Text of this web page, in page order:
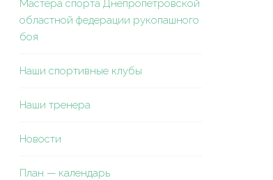
Мастера спорта Днепропетровской
областной федерации рукопашного
боя
Наши спортивные клубы
Наши тренера
Новости
План — календарь